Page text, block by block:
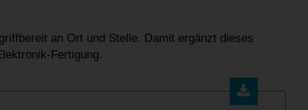
an Ort und Stelle. Damit ergänzt dieses
Fertigung.